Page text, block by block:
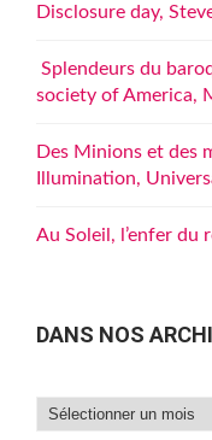
Disclosure day,
Splendeurs du
society of America,
Des Minions et des
Illumination,
Au Soleil, l’enfer du
DANS NOS
Dans